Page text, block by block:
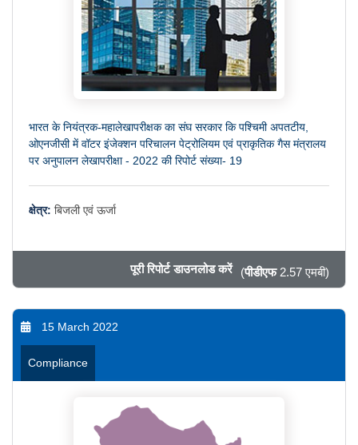
भारत के नियंत्रक-महालेखापरीक्षक का संघ सरकार कि पश्चिमी अपतटीय,
ओएनजीसी में वॉटर इंजेक्शन परिचालन पेट्रोलियम एवं प्राकृतिक गैस मंत्रालय
पर अनुपालन लेखापरीक्षा - 2022 की रिपोर्ट संख्या- 19
क्षेत्र: बिजली एवं ऊर्जा
पूरी रिपोर्ट डाउनलोड करें (पीडीएफ2.57 एमबी)
15 March 2022
Compliance